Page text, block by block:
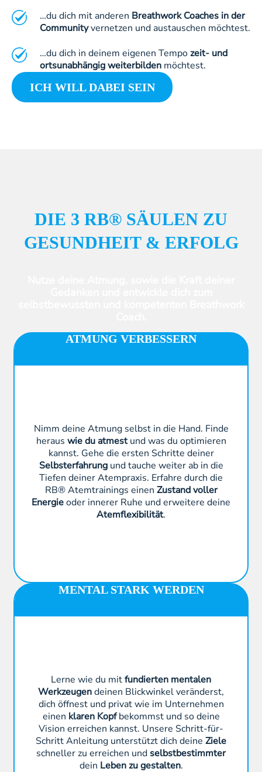
…du dich mit anderen Breathwork Coaches in der
Communityvernetzen und austauschen möchtest.
…du dich in deinem eigenen Tempozeit- und
ortsunabhängig weiterbildenmöchtest.
ICH WILL DABEI SEIN
DIE 3 RB® SÄULEN ZU
GESUNDHEIT & ERFOLG
ATMUNG VERBESSERN
Nimm deine Atmung selbst in die Hand. Finde
heraus wie du atmestund was du optimieren
kannst. Gehe die ersten Schritte deiner
Selbsterfahrungund tauche weiter ab in die
Tiefen deiner Atempraxis. Erfahre durch die
RB® Atemtrainings einen Zustand voller
Energieoder innerer Ruhe und erweitere deine
Atemflexibilität.
MENTAL STARK WERDEN
Lerne wie du mitfundierten mentalen
Werkzeugendeinen Blickwinkel veränderst,
dich öffnest und privat wie im Unternehmen
einen klaren Kopfbekommst und so deine
Vision erreichen kannst. Unsere Schritt-für-
Schritt Anleitung unterstützt dich deine Ziele
schneller zu erreichen undselbstbestimmter
dein Leben zu gestalten.